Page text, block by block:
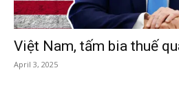
Việt Nam, tấm bia thuế
April 3, 2025